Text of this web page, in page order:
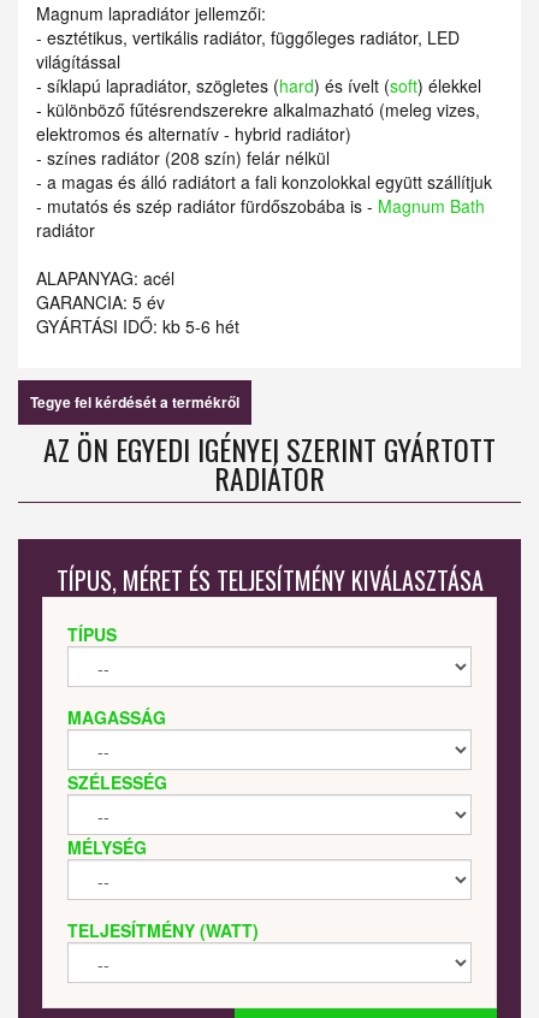
Magnum lapradiátor jellemzői:
- esztétikus, vertikális radiátor, függőleges radiátor, LED
világítással
- síklapú lapradiátor, szögletes (hard) és ívelt (soft) élekkel
- különböző fűtésrendszerekre alkalmazható (meleg vizes,
elektromos és alternatív - hybrid radiátor)
- színes radiátor (208 szín) felár nélkül
- a magas és álló radiátort a fali konzolokkal együtt szállítjuk
- mutatós és szép radiátor fürdőszobába is - Magnum Bath
radiátor
ALAPANYAG: acél
GARANCIA: 5 év
GYÁRTÁSI IDŐ: kb 5-6 hét
Tegye fel kérdését a termékről
AZ ÖN EGYEDI IGÉNYEI SZERINT GYÁRTOTT
RADIÁTOR
TÍPUS, MÉRET ÉS TELJESÍTMÉNY KIVÁLASZTÁSA
TÍPUS
MAGASSÁG
SZÉLESSÉG
MÉLYSÉG
TELJESÍTMÉNY (WATT)